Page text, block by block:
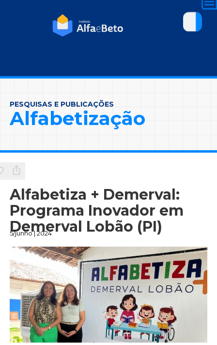
PESQUISAS E PUBLICAÇÕES
Alfabetização
Alfabetiza + Demerval:
Programa Inovador em
Demerval Lobão (PI)
5/junho | 2024